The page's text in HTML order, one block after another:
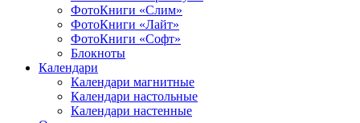
ФотоКниги «Слим»
ФотоКниги «Лайт»
ФотоКниги «Софт»
Блокноты
Календари
Календари магнитные
Календари настольные
Календари настенные